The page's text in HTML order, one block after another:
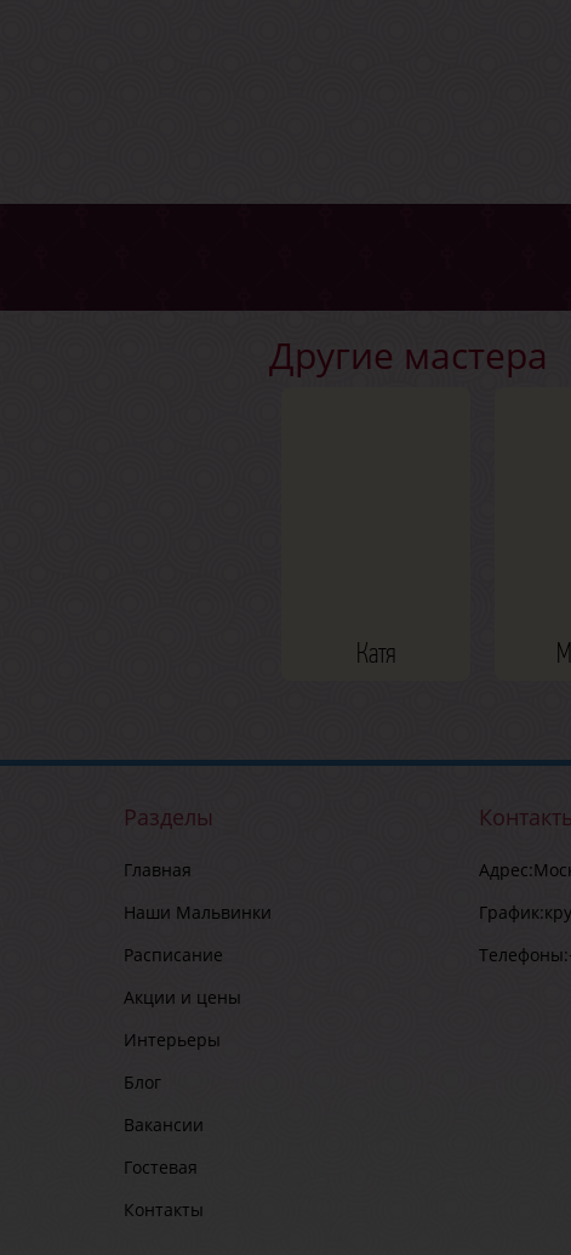
Другие мастера
Катя
Разделы
Главная
Наши Мальвинки
Расписание
Акции и цены
Интерьеры
Блог
Вакансии
Гостевая
Контакты
Адрес:
График:
Телефоны: